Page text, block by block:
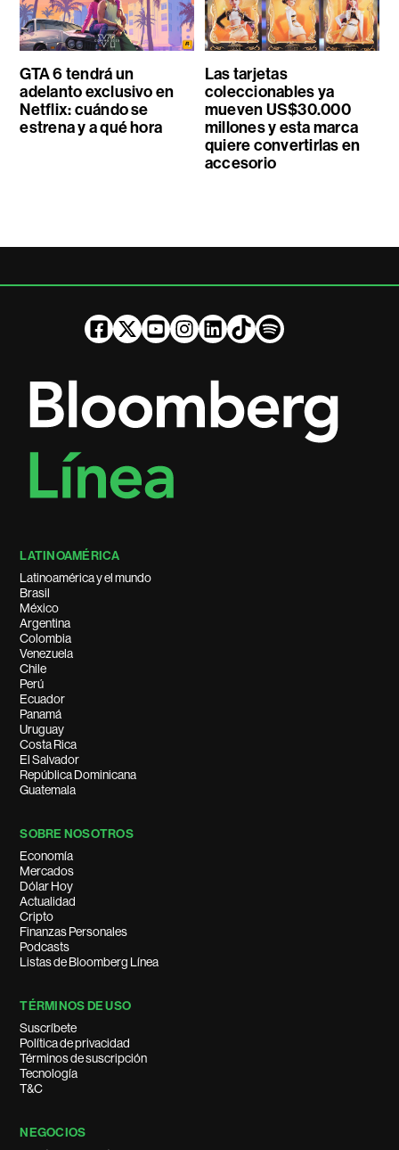
GTA 6 tendrá un
adelanto exclusivo en
Netflix: cuándo se
estrena y a qué hora
Las tarjetas
coleccionables ya
mueven US$30.000
millones y esta marca
quiere convertirlas en
accesorio
LATINOAMÉRICA
Latinoamérica y el mundo
Brasil
México
Argentina
Colombia
Venezuela
Chile
Perú
Ecuador
Panamá
Uruguay
Costa Rica
El Salvador
República Dominicana
Guatemala
SOBRE NOSOTROS
Economía
Mercados
Dólar Hoy
Actualidad
Cripto
Finanzas Personales
Podcasts
Listas de Bloomberg Línea
TÉRMINOS DE USO
Suscríbete
Política de privacidad
Términos de suscripción
Tecnología
T&C
NEGOCIOS